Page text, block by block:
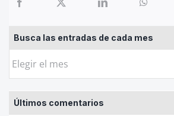
Busca las entradas de cada mes
Busca
entradas
de
Últimos comentarios